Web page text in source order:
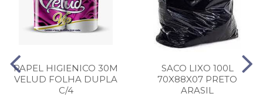
PAPEL HIGIENICO 30M
VELUD FOLHA DUPLA
C/4
SACO LIXO 100L
70X88X07 PRETO
ARASIL